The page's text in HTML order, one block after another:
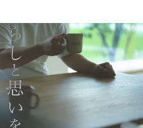
暮らし
と
思い